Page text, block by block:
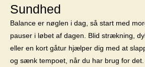
Sundhed
Balance er nøglen i dag, så start med
pauser i løbet af dagen. Blid strækning,
eller en kort gåtur hjælper dig med at
og sænk tempoet, når du har brug for